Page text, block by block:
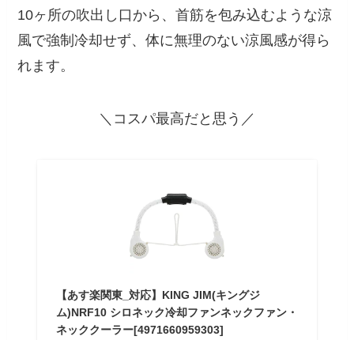
10ヶ所の吹出し口から、首筋を包み込むような涼
風で強制冷却せず、体に無理のない涼風感が得ら
れます。
＼コスパ最高だと思う／
【あす楽関東_対応】KING JIM(キングジ
ム)NRF10 シロネック冷却ファンネックファン・
ネッククーラー[4971660959303]